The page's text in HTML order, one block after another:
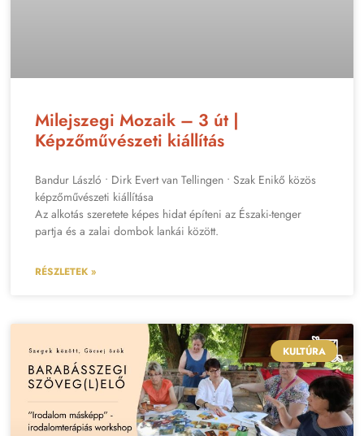
Milejszegi Mozaik – 3 út |
Képzőművészeti kiállítás
Bandur László • Dirk Evert van Tellingen • Szak Enikő közös
képzőművészeti kiállítása
Az alkotás szeretete képes hidat építeni az Északi-tenger
partja és a zalai dombok lankái között.
RÉSZLETEK »
KULTÚRA